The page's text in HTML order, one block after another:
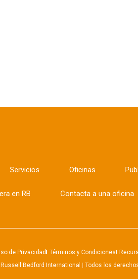
Servicios Oficinas
en RB Contacta a una oficina
de Privacidad Términos y Condiciones
Bedford International | Todos los